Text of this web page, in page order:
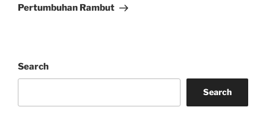
Pertumbuhan Rambut
Search
Search